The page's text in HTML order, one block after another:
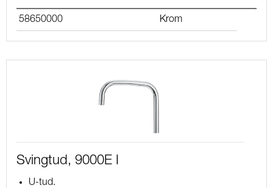
58650000 Krom
Svingtud, 9000E I
U-tud.